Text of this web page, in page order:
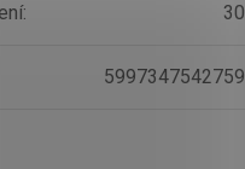
: 30
5997347542759